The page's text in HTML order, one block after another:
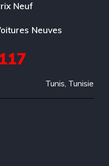
Neuf
Neuves
Tunis, Tunisie